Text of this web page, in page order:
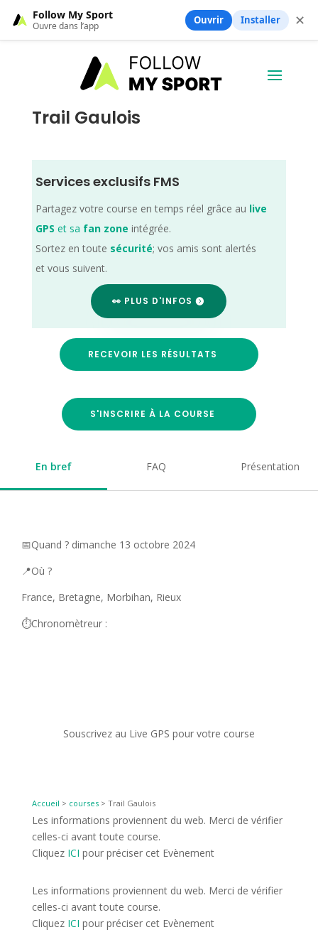
Trail Gaulois
Services exclusifs FMS
Partagez votre course en temps réel grâce au live
GPS et sa fan zone intégrée.
Sortez en toute sécurité; vos amis sont alertés
et vous suivent.
👀 PLUS D'INFOS
RECEVOIR LES RÉSULTATS
S'INSCRIRE À LA COURSE
En bref FAQ Présentation
📅Quand ? dimanche 13 octobre 2024
📍Où ?
France, Bretagne, Morbihan, Rieux
⏱️Chronomètreur :
Souscrivez au Live GPS pour votre course
Accueil > courses> Trail Gaulois
Les informations proviennent du web. Merci de vérifier
celles-ci avant toute course.
Cliquez ICI pour préciser cet Evènement
Les informations proviennent du web. Merci de vérifier
celles-ci avant toute course.
Cliquez ICI pour préciser cet Evènement
Follow My Sport
Ouvre dans l’app Ouvrir Installer ✕